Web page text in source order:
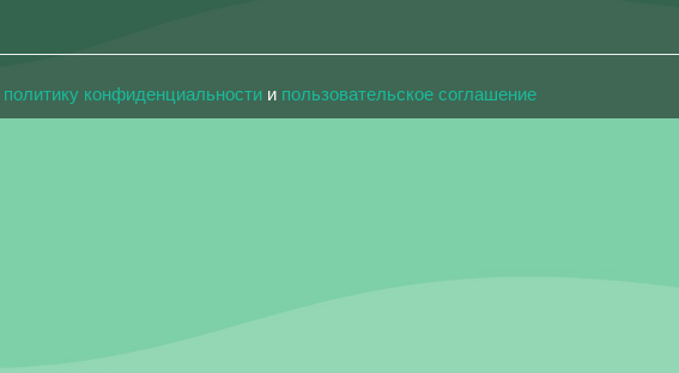
политику конфиденциальности и пользовательское соглашение